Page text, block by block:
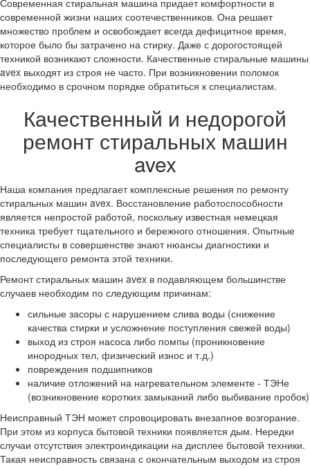
современной жизни наших соотечественников. Она решает
множество проблем и освобождает всегда дефицитное время,
которое было бы затрачено на стирку. Даже с дорогостоящей
техникой возникают сложности. Качественные стиральные машины
avex выходят из строя не часто. При возникновении поломок
необходимо в срочном порядке обратиться к специалистам.
Качественный и недорогой
ремонт стиральных машин
avex
Наша компания предлагает комплексные решения по ремонту
стиральных машин avex. Восстановление работоспособности
является непростой работой, поскольку известная немецкая
техника требует тщательного и бережного отношения. Опытные
специалисты в совершенстве знают нюансы диагностики и
последующего ремонта этой техники.
Ремонт стиральных машин avex в подавляющем большинстве
случаев необходим по следующим причинам:
сильные засоры с нарушением слива воды (снижение
качества стирки и усложнение поступления свежей воды)
выход из строя насоса либо помпы (проникновение
инородных тел, физический износ и т.д.)
повреждения подшипников
наличие отложений на нагревательном элементе - ТЭНе
(возникновение коротких замыканий либо выбивание пробок)
Неисправный ТЭН может спровоцировать внезапное возгорание.
При этом из корпуса бытовой техники появляется дым. Нередки
случаи отсутствия электроиндикации на дисплее бытовой техники.
Такая неисправность связана с окончательным выходом из строя